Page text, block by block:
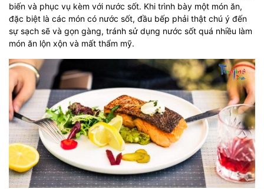
biến và phục vụ kèm với nước sốt. Khi trình bày một món ăn,
đặc biệt là các món có nước sốt, đầu bếp phải thật chú ý đến
sự sạch sẽ và gọn gàng, tránh sử dụng nước sốt quá nhiều làm
món ăn lộn xộn và mất thẩm mỹ.